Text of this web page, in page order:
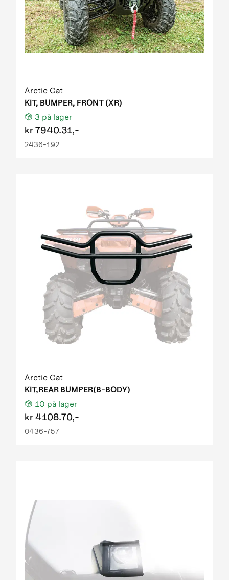
Arctic Cat
KIT, BUMPER, FRONT (XR)
3 på lager
kr7940.31,-
2436-192
Arctic Cat
KIT,REAR BUMPER(B-BODY)
10 på lager
kr4108.70,-
0436-757